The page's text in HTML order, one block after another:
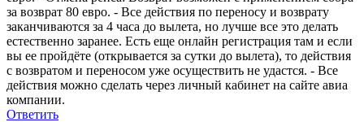
за возврат 80 евро. - Все действия по переносу и возврату
заканчиваются за 4 часа до вылета, но лучше все это делать
естественно заранее. Есть еще онлайн регистрация там и если
вы ее пройдёте (открывается за сутки до вылета), то действия
с возвратом и переносом уже осуществить не удастся. - Все
действия можно сделать через личный кабинет на сайте авиа
компании.
Ответить